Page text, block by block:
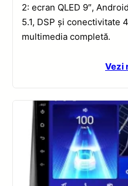
2: ecran QLED 9″,
5.1, DSP și conectivitate
multimedia completă.
Vezi